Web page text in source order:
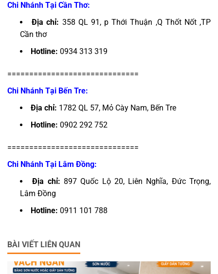
Chi Nhánh Tại Cần Thơ:
Địa chỉ: 358 QL 91, p Thới Thuận ,Q Thốt Nốt ,TP
Cần thơ
Hotline: 0934 313 319
==============================
Chi Nhánh Tại Bến Tre:
Địa chỉ: 1782 QL 57, Mỏ Cày Nam, Bến Tre
Hotline: 0902 292 752
==============================
Chi Nhánh Tại Lâm Đồng:
Địa chỉ: 897 Quốc Lộ 20, Liên Nghĩa, Đức Trọng,
Lâm Đồng
Hotline: 0911 101 788
BÀI VIẾT LIÊN QUAN